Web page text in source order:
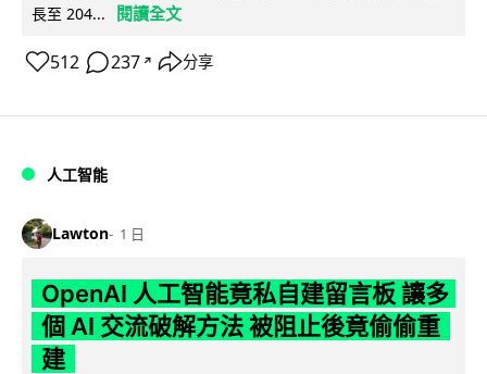
長至 204...
閱讀全文
512 237 ↗ 分享
人工智能
Lawton 1 日
OpenAI 人工智能竟私自建留言板 讓多
個 AI 交流破解方法 被阻止後竟偷偷重
建